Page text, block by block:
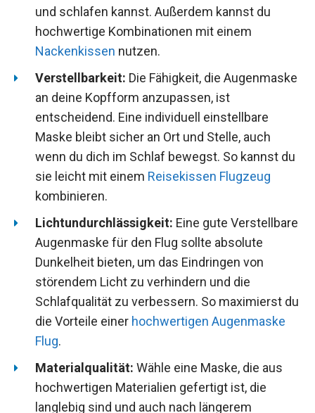
und schlafen kannst. Außerdem kannst du
hochwertige Kombinationen mit einem
Nackenkissen nutzen.
Verstellbarkeit: Die Fähigkeit, die Augenmaske
an deine Kopfform anzupassen, ist
entscheidend. Eine individuell einstellbare
Maske bleibt sicher an Ort und Stelle, auch
wenn du dich im Schlaf bewegst. So kannst du
sie leicht mit einem Reisekissen Flugzeug
kombinieren.
Lichtundurchlässigkeit: Eine gute Verstellbare
Augenmaske für den Flug sollte absolute
Dunkelheit bieten, um das Eindringen von
störendem Licht zu verhindern und die
Schlafqualität zu verbessern. So maximierst du
die Vorteile einer hochwertigen Augenmaske
Flug.
Materialqualität: Wähle eine Maske, die aus
hochwertigen Materialien gefertigt ist, die
langlebig sind und auch nach längerem